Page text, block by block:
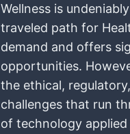
Wellness is
traveled path for
demand and offers
opportunities.
the ethical,
challenges that run
of technology